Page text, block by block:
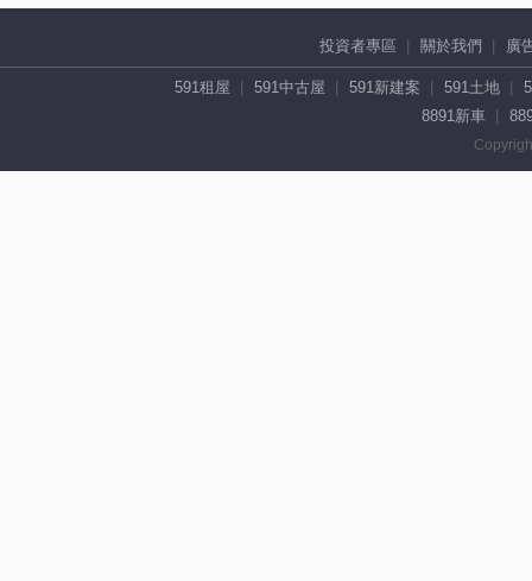
投資者專區 關於我們 廣
591租屋 591中古屋 591新建案 591土地
8891新車